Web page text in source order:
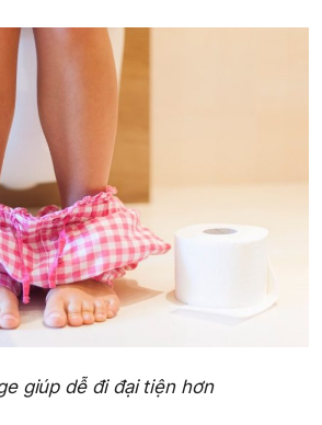
giúp dễ đi đại tiện hơn